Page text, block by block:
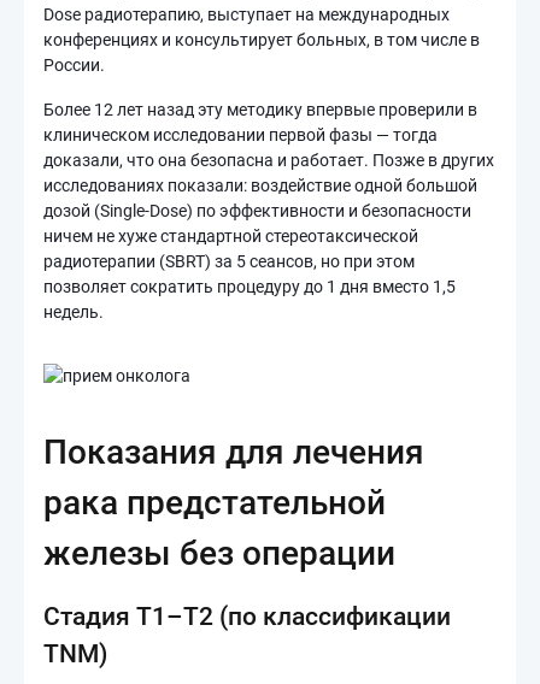
Dose радиотерапию, выступает на международных
конференциях и консультирует больных, в том числе в
России.
Более 12 лет назад эту методику впервые проверили в
клиническом исследовании первой фазы — тогда
доказали, что она безопасна и работает. Позже в других
исследованиях показали: воздействие одной большой
дозой (Single-Dose) по эффективности и безопасности
ничем не хуже стандартной стереотаксической
радиотерапии (SBRT) за 5 сеансов, но при этом
позволяет сократить процедуру до 1 дня вместо 1,5
недель.
Показания для лечения
рака предстательной
железы без операции
Стадия T1–T2 (по классификации
TNM)